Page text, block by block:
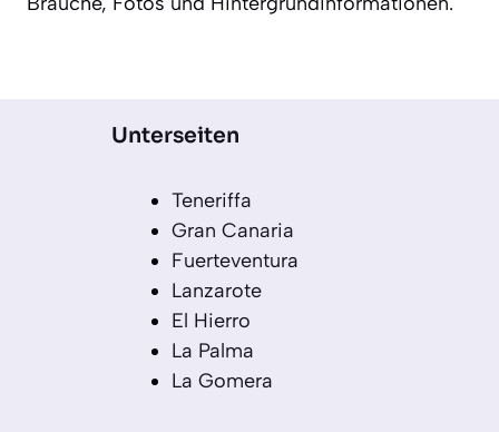
Unterseiten
Teneriffa
Gran Canaria
Fuerteventura
Lanzarote
El Hierro
La Palma
La Gomera